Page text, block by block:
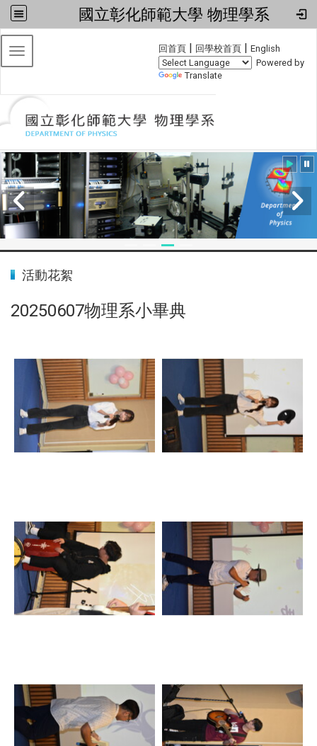
國立彰化師範大學 物理學系
回首頁 | 回學校首頁 | English
Powered by
Translate
Toggle navigation
活動花絮
20250607物理系小畢典